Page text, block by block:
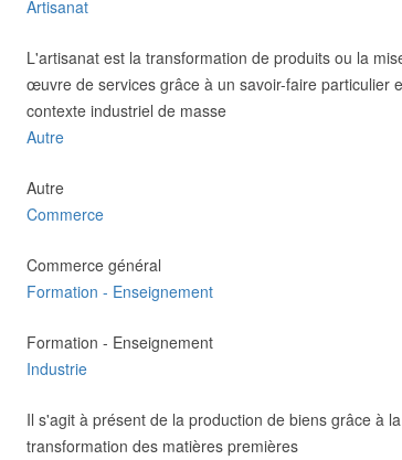
Artisanat
L'artisanat est la transformation de produits ou la
œuvre de services grâce à un savoir-faire particulier
contexte industriel de masse
Autre
Autre
Commerce
Commerce général
Formation - Enseignement
Formation - Enseignement
Industrie
Il s'agit à présent de la production de biens grâce à la
transformation des matières premières